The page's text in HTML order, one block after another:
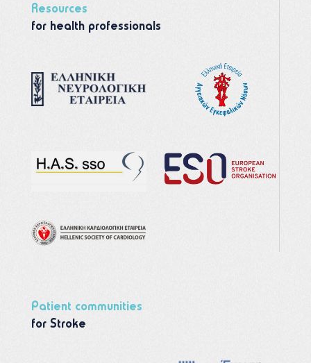
Resources
for health professionals
Patient communities
for Stroke